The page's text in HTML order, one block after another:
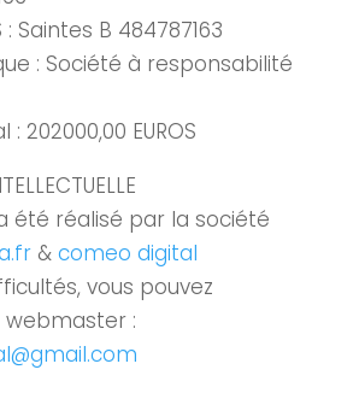
Saintes B 484787163
: Société à responsabilité
202000,00 EUROS
été réalisé par la société
& comeo digital
vous pouvez
: